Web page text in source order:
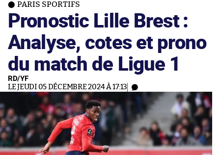
PARIS SPORTIFS
Pronostic Lille Brest :
Analyse, cotes et prono
du match de Ligue 1
RD/YF
LE JEUDI 05 DÉCEMBRE 2024 À 17:13